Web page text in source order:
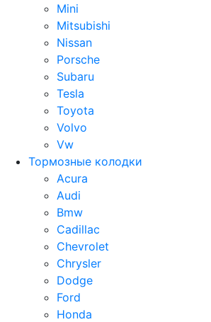
Mini
Mitsubishi
Nissan
Porsche
Subaru
Tesla
Toyota
Volvo
Vw
Тормозные колодки
Acura
Audi
Bmw
Cadillac
Chevrolet
Chrysler
Dodge
Ford
Honda